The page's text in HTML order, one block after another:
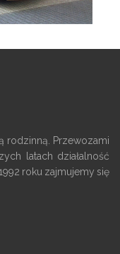
rodzinną. Przewozami
latach działalność
roku zajmujemy się